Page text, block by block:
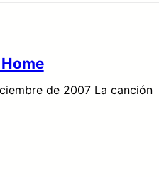
de 2007 La canción